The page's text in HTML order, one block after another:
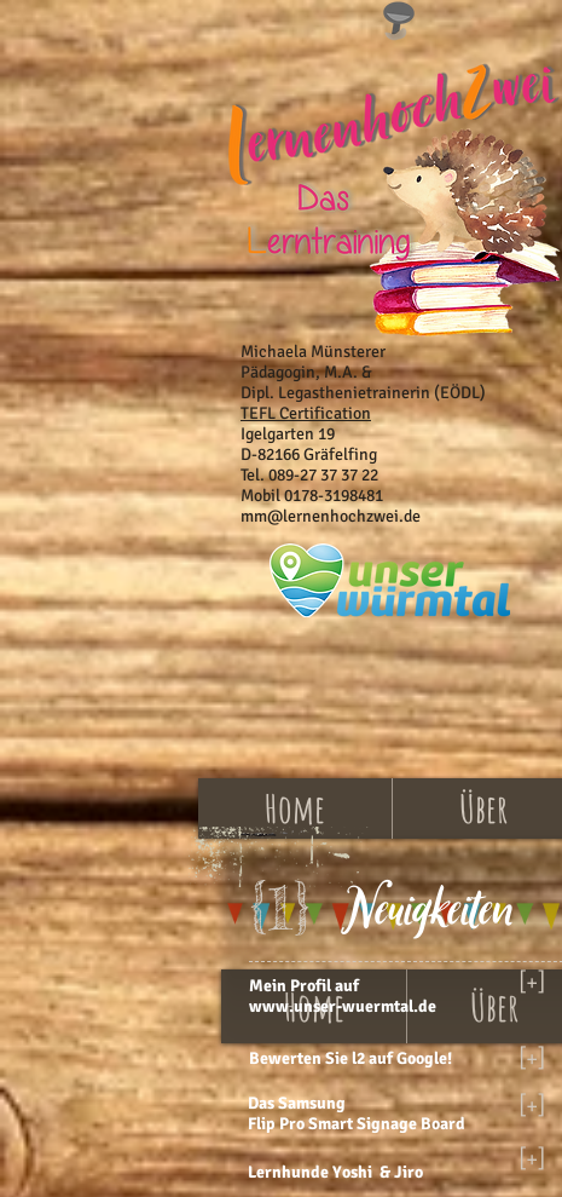
Michaela Münsterer
Pädagogin, M.A. &
Dipl. Legasthenietrainerin (EÖDL)
TEFL Certification
Igelgarten 19
D-82166 Gräfelfing
Tel. 089-27 37 37 22
Mobil 0178-3198481
mm@lernenhochzwei.de
Home Über
Home Über
Neuigkeiten
{1}
Mein Profil auf
www.unser-wuermtal.de
[+]
Bewerten Sie l2 auf Google! [+]
Das Samsung
Flip Pro Smart Signage Board
Lernhunde Yoshi & Jiro
[+]
[+]